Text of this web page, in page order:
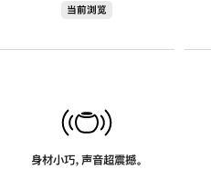
当前浏览
身材小巧，声音超震撼。